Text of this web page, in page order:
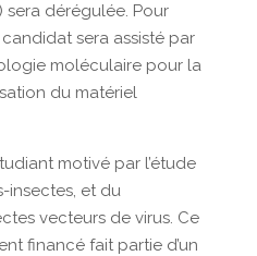
sera dérégulée. Pour
sera assisté par
moléculaire pour la
du matériel
motivé par l’étude
insectes, et du
vecteurs de virus. Ce
financé fait partie d’un